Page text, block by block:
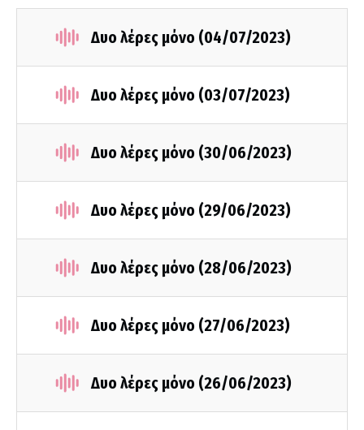
Δυο λέρες μόνο (04/07/2023)
Δυο λέρες μόνο (03/07/2023)
Δυο λέρες μόνο (30/06/2023)
Δυο λέρες μόνο (29/06/2023)
Δυο λέρες μόνο (28/06/2023)
Δυο λέρες μόνο (27/06/2023)
Δυο λέρες μόνο (26/06/2023)